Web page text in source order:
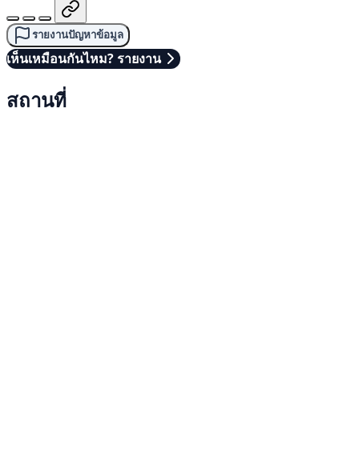
รายงานปัญหาข้อมูล
เห็นเหมือนกันไหม? รายงาน
สถานที่